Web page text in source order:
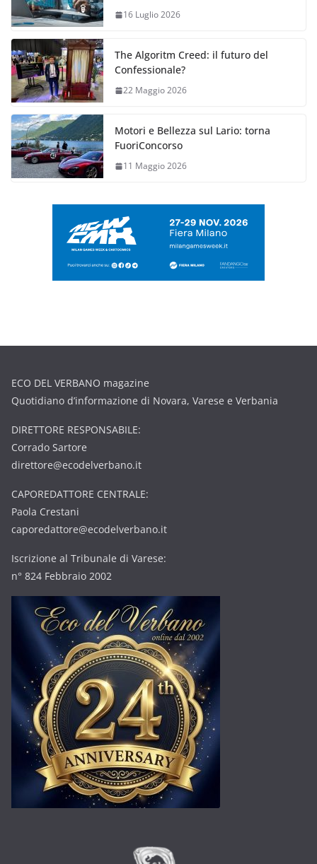
16 Luglio 2026
The Algoritm Creed: il futuro del
Confessionale?
22 Maggio 2026
Motori e Bellezza sul Lario: torna
FuoriConcorso
11 Maggio 2026
ECO DEL VERBANO magazine
Quotidiano d’informazione di Novara, Varese e Verbania
DIRETTORE RESPONSABILE:
Corrado Sartore
direttore@ecodelverbano.it
CAPOREDATTORE CENTRALE:
Paola Crestani
caporedattore@ecodelverbano.it
Iscrizione al Tribunale di Varese:
n° 824 Febbraio 2002